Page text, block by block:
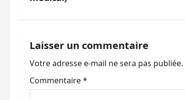
i
a
t
i
Laisser un commentaire
Votre adresse e-mail ne sera pas publiée.
Commentaire*